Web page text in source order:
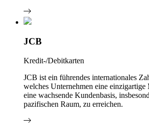
JCB
Kredit-/Debitkarten
JCB ist ein führendes internationales
welches Unternehmen eine
eine wachsende Kundenbasis,
pazifischen Raum, zu erreichen.